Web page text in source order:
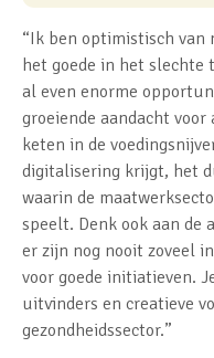
“Ik ben optimistisch van
het goede in het slechte
al even enorme
groeiende aandacht
keten in de
digitalisering krijgt, het
waarin de
speelt. Denk ook aan de
er zijn nog nooit zoveel
voor goede initiatieven.
uitvinders en creatieve
gezondheidssector.”